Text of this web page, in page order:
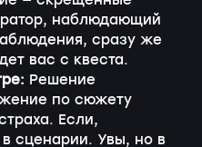
наблюдающий
сразу же
вас с квеста.
Решение
по сюжету
Если,
сценарии. Увы, но в